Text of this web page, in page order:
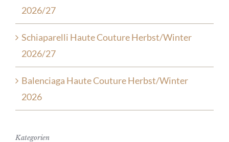
2026/27
Schiaparelli Haute Couture Herbst/Winter
2026/27
Balenciaga Haute Couture Herbst/Winter
2026
Kategorien